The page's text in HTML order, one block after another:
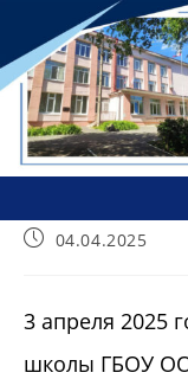
содержимому
Запись04.04.2025
3 апреля 2025
школы ГБОУ